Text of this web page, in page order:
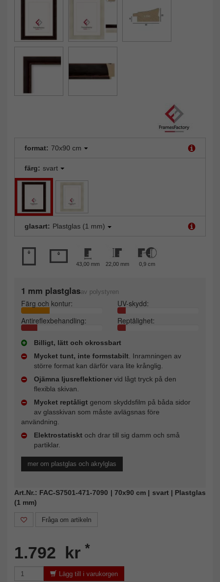
format: 70x90 cm
färg: svart
glasart: Plastglas (1 mm)
43,00 mm 22,00 mm 0,9 cm
1 mm plastglasav polystyren
Färg och kontur:
UV-skydd:
Antireflexbehandling:
Reptålighet:
Billigt, lätt och okrossbart
Mycket tunt, inte formstabilt. Inramningen av
större format kan därför vara lite krånglig.
Ojämna ljusreflektioner vid lågt tryck på den
flexibla skivan.
Mycket reptåligt genom skyddsfilm på båda sidor
av glasskivan som måste avlägsnas före
användning.
Elektrostatiskt och drar till sig damm och små
partiklar.
mer om plastglas och akrylglas
Art.Nr.: FAC-S7501-471-7090 | 70x90 cm | svart | Plastglas
(1 mm)
Fråga om artikeln
1.792 kr *
Lägg till i varukorgen